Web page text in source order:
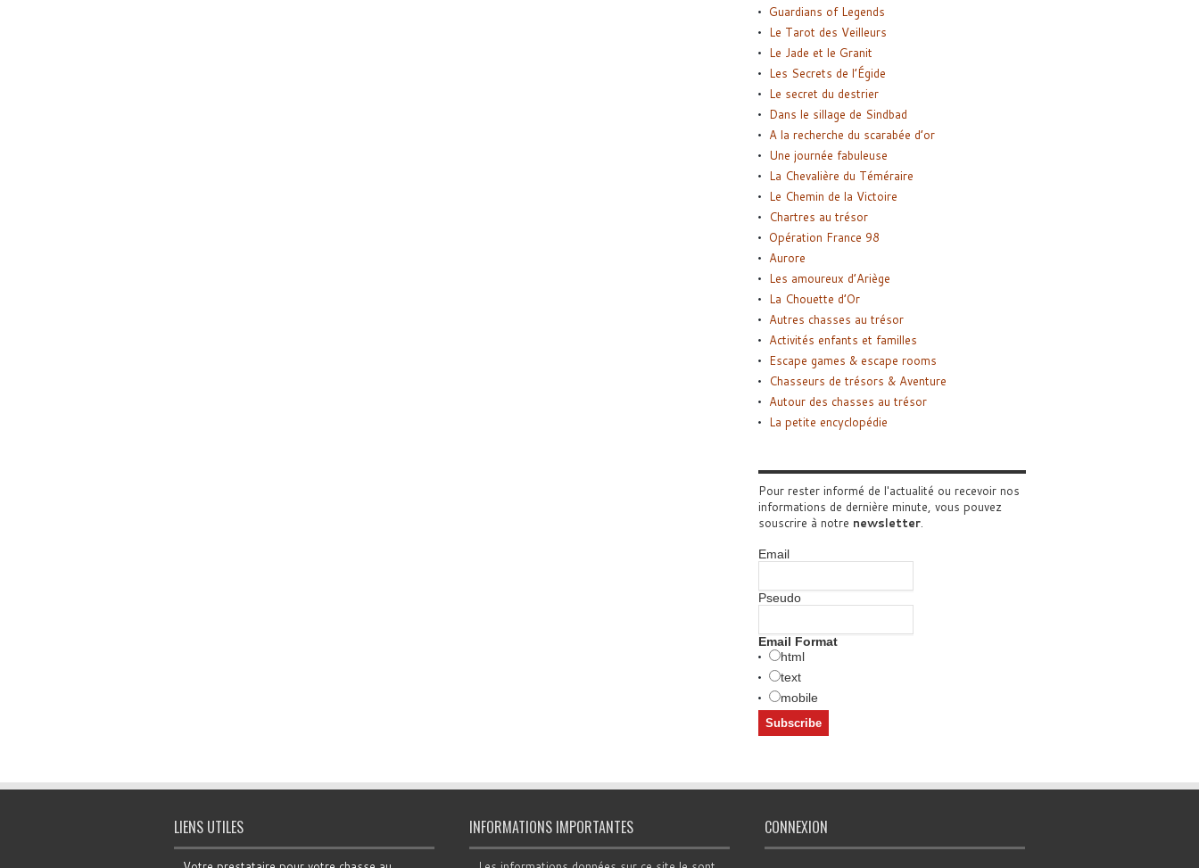
Guardians of Legends
Le Tarot des Veilleurs
Le Jade et le Granit
Les Secrets de l’Égide
Le secret du destrier
Dans le sillage de Sindbad
A la recherche du scarabée d’or
Une journée fabuleuse
La Chevalière du Téméraire
Le Chemin de la Victoire
Chartres au trésor
Opération France 98
Aurore
Les amoureux d’Ariège
La Chouette d’Or
Autres chasses au trésor
Activités enfants et familles
Escape games & escape rooms
Chasseurs de trésors & Aventure
Autour des chasses au trésor
La petite encyclopédie
Pour rester informé de l'actualité ou recevoir nos
informations de dernière minute, vous pouvez
souscrire à notre newsletter.
Email
Pseudo
Email Format
html
text
mobile
LIENS UTILES INFORMATIONS IMPORTANTES CONNEXION